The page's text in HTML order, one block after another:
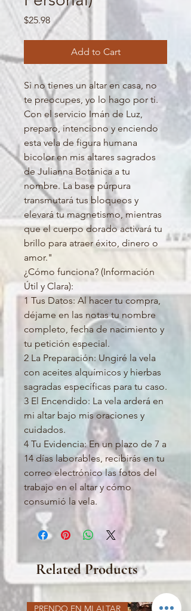
$25.98Price
Add to Cart
Si no tienes un altar en casa, no
te preocupes, yo lo hago por ti.
Con el servicio Imán de Luz,
preparo, intenciono y enciendo
esta vela de figura humana
bicolor en mis altares sagrados
de Julianna Botánica a tu
nombre. La base púrpura
transmutará tus bloqueos y
elevará tu magnetismo, mientras
que el cuerpo dorado activará tu
brillo para atraer éxito, dinero o
amor."
¿Cómo funciona? (Información
Útil y Clara):
1 Tus Datos: Al hacer tu compra,
déjame en las notas tu nombre
completo, fecha de nacimiento y
tu petición especial.
2 La Preparación: Ungiré la vela
con aceites alquímicos y hierbas
sagradas específicas para tu caso.
3 El Encendido: La vela arderá en
mi altar bajo mis oraciones y
cuidados.
4 Tu Evidencia: En un plazo de 7 a
14 días laborables, recibirás en tu
correo electrónico las fotos del
trabajo en el altar y cómo
consumió la vela.
Related Products
PRENDO EN MI ALTAR